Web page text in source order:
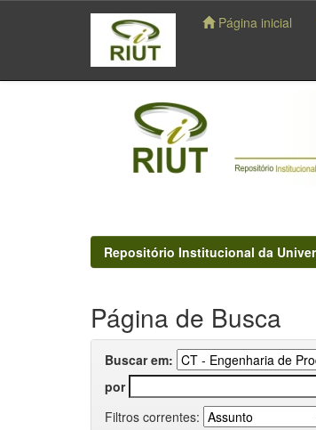
navigation
Página inicial
Repositório Institucional da
Página de Busca
Buscar em:
por
Filtros correntes: